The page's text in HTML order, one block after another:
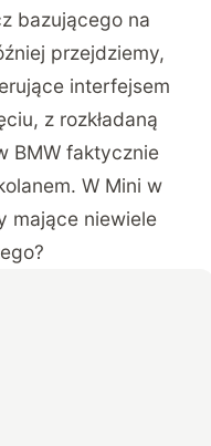
bazującego na
przejdziemy,
interfejsem
z rozkładaną
BMW faktycznie
W Mini w
mające niewiele